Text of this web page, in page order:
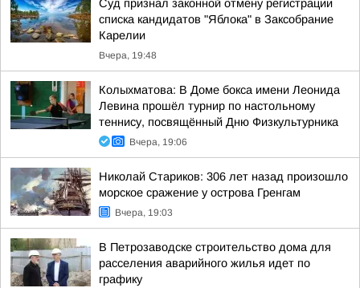
Суд признал законной отмену регистрации
списка кандидатов "Яблока" в Заксобрание
Карелии
Вчера, 19:48
Колыхматова: В Доме бокса имени Леонида
Левина прошёл турнир по настольному
теннису, посвящённый Дню Физкультурника
Вчера, 19:06
Николай Стариков: 306 лет назад произошло
морское сражение у острова Гренгам
Вчера, 19:03
В Петрозаводске строительство дома для
расселения аварийного жилья идет по
графику